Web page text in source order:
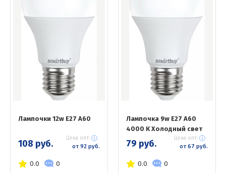
Лампочки 12w E27 A60
108 руб. Цена опт:
от 92 руб.
0.0 0
Лампочка 9w E27 А60
4000 К Холодный свет
79 руб. Цена опт:
от 67 руб.
0.0 0